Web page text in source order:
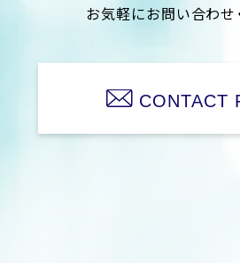
な改善について
制定：平成24年6月1日
お客様個人情報の取り扱いに関
お気軽にお問い合わせ
CONTACT